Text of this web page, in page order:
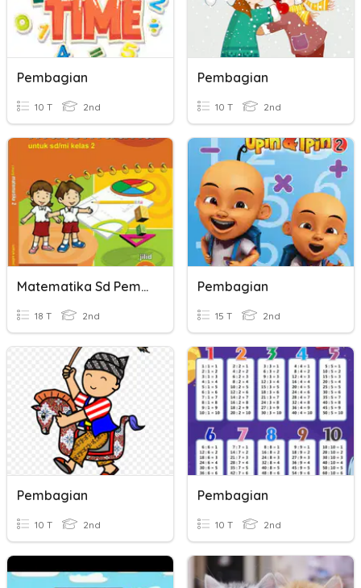
Pembagian
10 T 2nd
Pembagian
10 T 2nd
Matematika Sd Pembagian
18 T 2nd
Pembagian
15 T 2nd
Pembagian
10 T 2nd
Pembagian
10 T 2nd